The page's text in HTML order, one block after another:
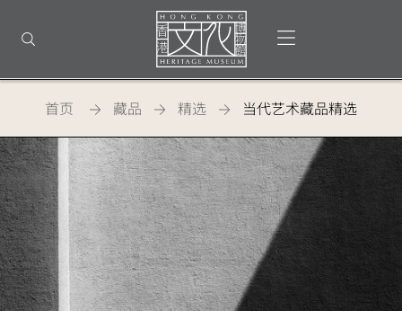
部
打开搜索
首
页
打开选单
首页 藏品 精选 当代艺术藏品精选